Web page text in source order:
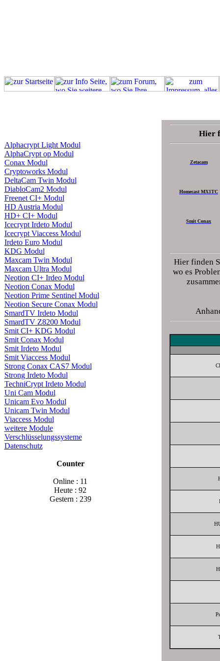
Alphacrypt Light Modul
AlphaCrypt op Modul
Conax Modul
Cryptoworks Modul
DeltaCam Twin Modul
DiabloCam2 Modul
Freenet CI+ Modul
HD Austria Modul
HD+ CI+ Modul
Icecrypt Irdeto Modul
Icecrypt Viaccess Modul
Irdeto Euro Modul
KDG Modul
Maxcam Twin Modul
Maxcam Ultra Modul
Neotion CI+ Irdeo Modul
Neotion Conax Modul
Neotion Prime Sentinel Modul
Neotion Secure Conax Modul
SmardTV Irdeto Modul
SmardTV Z8200 Modul
Smit CI+ KDG Modul
Smit Conax Modul
Smit Irdeto Modul
Smit Viaccess Modul
Strong Conax CAS7 Modul
Strong Irdeto Modul
TechniCrypt Irdeto Modul
Uni Cam Modul
Unicam Evo Modul
Unicam Twin Modul
Viaccess Modul
weitere Module
Verschlüsselungssysteme
Datenschutz
Counter
Online : 11
Heute : 92
Gestern : 239
Hier
Zetacam
Homecast MX1TC
Smit Conax
Hier finden
wo es